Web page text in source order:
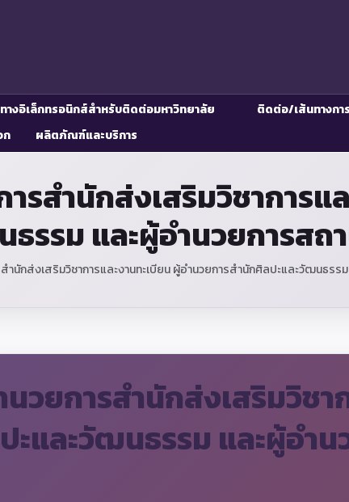
างอิเล็กทรอนิกส์สำหรับติดต่อมหาวิทยาลัย ติดต่อ/เส้นทางกา
ก ผลิตภัณฑ์และบริการ
รสำนักส่งเสริมวิชาการแ
รรม และผู้อำนวยการส
ำนักส่งเสริมวิชาการและงานทะเบียน ผู้อำนวยการสำนักศิลปะและวัฒนธร
วยการสำนักส่งเสริมวิชา
และวัฒนธรรม และผู้อำ